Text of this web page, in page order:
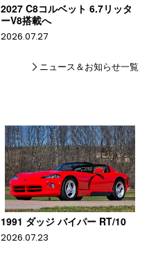
2027 C8コルベット 6.7リッタ
ーV8搭載へ
2026.07.27
ニュース＆お知らせ一覧
1991 ダッジ バイパー RT/10
2026.07.23